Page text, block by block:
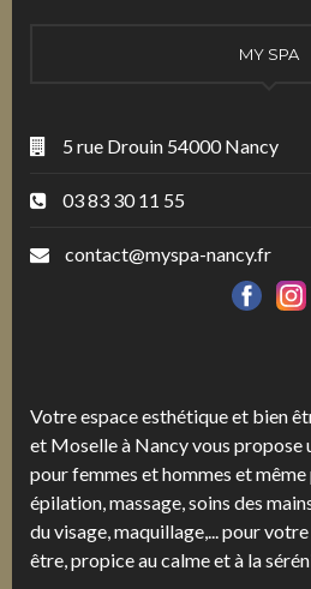
MY SPA
5 rue Drouin 54000 Nancy
03 83 30 11 55
contact@myspa-nancy.fr
Votre espace esthétique et bien
et Moselle à Nancy vous propose
pour femmes et hommes et même
épilation, massage, soins des
du visage, maquillage,... pour
être, propice au calme et à la